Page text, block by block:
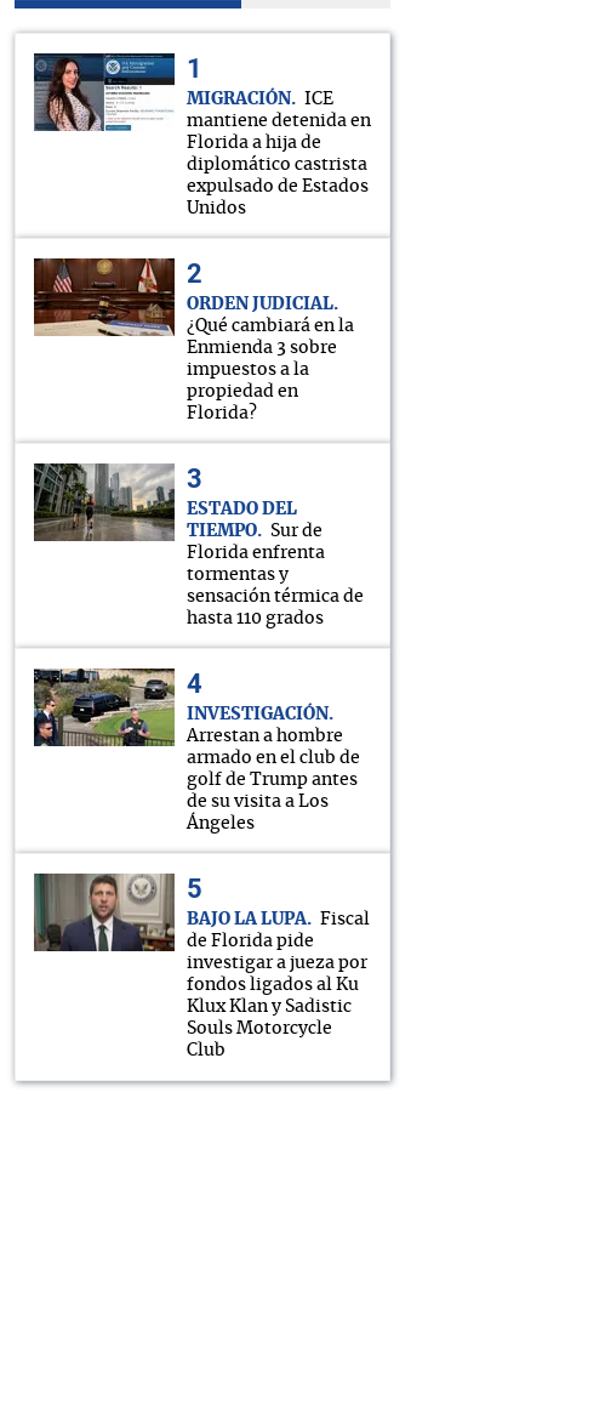
MIGRACIÓN
ICE
mantiene detenida en
Florida a hija de
diplomático castrista
expulsado de Estados
Unidos
ORDEN JUDICIAL
¿Qué cambiará en la
Enmienda 3 sobre
impuestos a la
propiedad en
Florida?
ESTADO DEL
TIEMPO
Sur de
Florida enfrenta
tormentas y
sensación térmica de
hasta 110 grados
INVESTIGACIÓN
Arrestan a hombre
armado en el club de
golf de Trump antes
de su visita a Los
Ángeles
BAJO LA LUPA
Fiscal
de Florida pide
investigar a jueza por
fondos ligados al Ku
Klux Klan y Sadistic
Souls Motorcycle
Club